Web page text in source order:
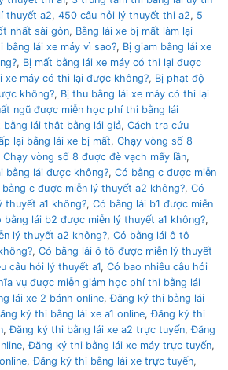
thuyết a2, 450 câu hỏi lý thuyết thi a2, 5
nhất sài gòn, Bằng lái xe bị mất làm lại
bằng lái xe máy vì sao?, Bị giam bằng lái xe
, Bị mất bằng lái xe máy có thi lại được
xe máy có thi lại được không?, Bị phạt độ
không?, Bị thu bằng lái xe máy có thi lại
ngũ được miễn học phí thi bằng lái
bằng lái thật bằng lái giả, Cách tra cứu
lại bằng lái xe bị mất, Chạy vòng số 8
Chạy vòng số 8 được đè vạch mấy lần,
bằng lái được không?, Có bằng c được miễn
bằng c được miễn lý thuyết a2 không?, Có
thuyết a1 không?, Có bằng lái b1 được miễn
bằng lái b2 được miễn lý thuyết a1 không?,
lý thuyết a2 không?, Có bằng lái ô tô
, Có bằng lái ô tô được miễn lý thuyết
câu hỏi lý thuyết a1, Có bao nhiêu câu hỏi
vụ được miễn giảm học phí thi bằng lái
lái xe 2 bánh online,Đăng ký thi bằng lái
ký thi bằng lái xe a1 online,Đăng ký thi
,Đăng ký thi bằng lái xe a2 trực tuyến,Đăng
,Đăng ký thi bằng lái xe máy trực tuyến,
,Đăng ký thi bằng lái xe trực tuyến,